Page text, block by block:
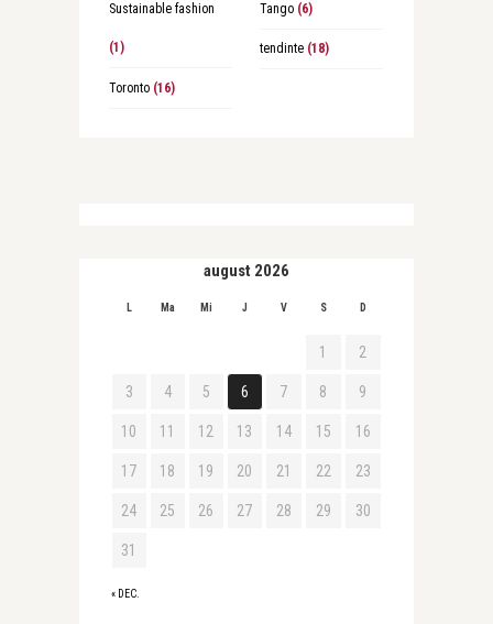
Sustainable fashion
(1)
Tango(6)
tendinte(18)
Toronto(16)
august 2026
L Ma Mi J V S D
« DEC.
1 2
3 4 5 6 7 8 9
10 11 12 13 14 15 16
17 18 19 20 21 22 23
24 25 26 27 28 29 30
31